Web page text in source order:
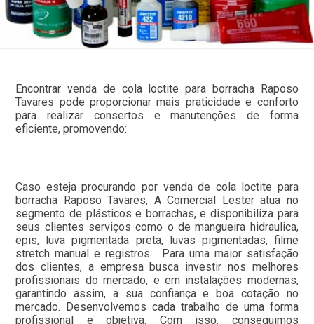
Encontrar venda de cola loctite para borracha Raposo
Tavares pode proporcionar mais praticidade e conforto
para realizar consertos e manutenções de forma
eficiente, promovendo:
Caso esteja procurando por venda de cola loctite para
borracha Raposo Tavares, A Comercial Lester atua no
segmento de plásticos e borrachas, e disponibiliza para
seus clientes serviços como o de mangueira hidraulica,
epis, luva pigmentada preta, luvas pigmentadas, filme
stretch manual e registros . Para uma maior satisfação
dos clientes, a empresa busca investir nos melhores
profissionais do mercado, e em instalações modernas,
garantindo assim, a sua confiança e boa cotação no
mercado. Desenvolvemos cada trabalho de uma forma
profissional e objetiva. Com isso, conseguimos